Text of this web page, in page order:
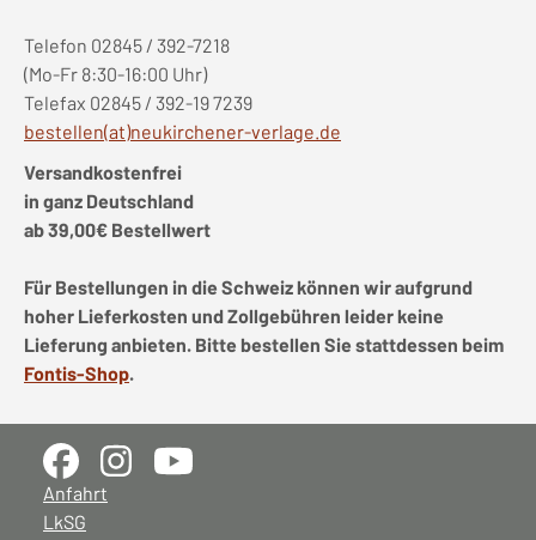
Telefon 02845 / 392-7218
(Mo-Fr 8:30-16:00 Uhr)
Telefax 02845 / 392-19 7239
bestellen(at)neukirchener-verlage.de
Versandkostenfrei
in ganz Deutschland
ab 39,00€ Bestellwert
Für Bestellungen in die Schweiz können wir aufgrund
hoher Lieferkosten und Zollgebühren leider keine
Lieferung anbieten. Bitte bestellen Sie stattdessen beim
Fontis-Shop.
Anfahrt
LkSG